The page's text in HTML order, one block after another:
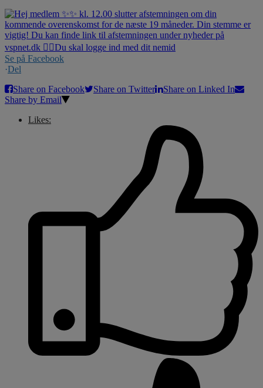
Se på Facebook
·Del
Share on Facebook
Share on Twitter
Share on Linked In
Share by Email
Likes: